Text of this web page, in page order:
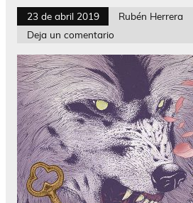
23 de abril 2019
Rubén Herrera
Deja un comentario